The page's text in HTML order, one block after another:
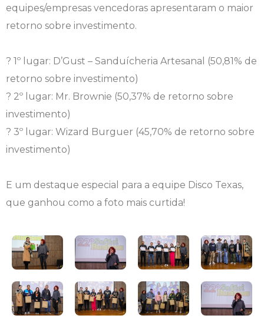
equipes/empresas vencedoras apresentaram o maior
retorno sobre investimento.
? 1º lugar: D’Gust – Sanduícheria Artesanal (50,81% de
retorno sobre investimento)
? 2º lugar: Mr. Brownie (50,37% de retorno sobre
investimento)
? 3º lugar: Wizard Burguer (45,70% de retorno sobre
investimento)
E um destaque especial para a equipe Disco Texas,
que ganhou como a foto mais curtida!
Engenharia Agronômica
Engenharia Civil
Engenharia de Software
Engenharia Elétrica
Engenharia Mecânica
Farmácia
Medicina
Medicina Veterinária
Nutrição
Carteirinha de Estudante
Central de Estágios - TCC
Ensalamento
Horário de Aulas
Manual do Acadêmico
Manual de Formatura
Minha Biblioteca
Núcleo de Apoio Psicopedagógico
Ouvidoria
Diploma Digital
Educação em Direitos Humanos
Editais
Infocampo
Intercampo
NAPP e NAPC
Portal do Egresso
Portal do RH